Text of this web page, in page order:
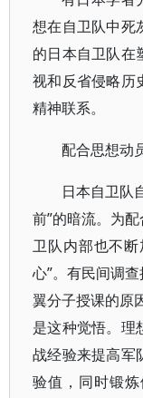
想在自卫队中死
的日本自卫队在
视和反省侵略历
精神联系。
配合思想动
日本自卫队
前”的暗流。为
卫队内部也不断
心”。有民间调
翼分子授课的原
是这种觉悟。理
战经验来提高军
验值，同时锻